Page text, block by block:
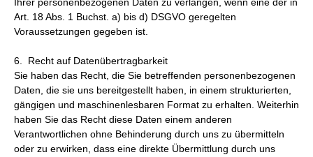
Art. 18 Abs. 1 Buchst. a) bis d) DSGVO geregelten
Voraussetzungen gegeben ist.
6. Recht auf Datenübertragbarkeit
Sie haben das Recht, die Sie betreffenden personenbezogenen
Daten, die sie uns bereitgestellt haben, in einem strukturierten,
gängigen und maschinenlesbaren Format zu erhalten. Weiterhin
haben Sie das Recht diese Daten einem anderen
Verantwortlichen ohne Behinderung durch uns zu übermitteln
oder zu erwirken, dass eine direkte Übermittlung durch uns